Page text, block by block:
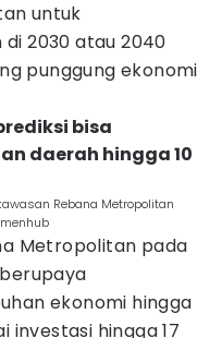
untuk
2030 atau 2040
punggung ekonomi
bisa
daerah hingga 10
Rebana Metropolitan
Metropolitan pada
ekonomi hingga
investasi hingga 17